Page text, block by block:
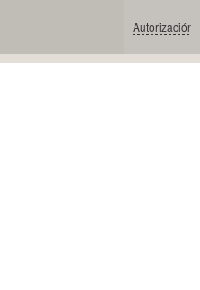
Autorización